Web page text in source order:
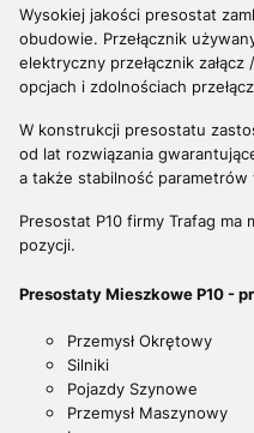
Wysokiej jakości presostat
obudowie. Przełącznik
elektryczny przełącznik
opcjach i zdolnościach
W konstrukcji presostatu
od lat rozwiązania
a także stabilność parametrów
Presostat P10 firmy Trafag ma
pozycji.
Presostaty Mieszkowe P10 -
Przemysł Okrętowy
Silniki
Pojazdy Szynowe
Przemysł Maszynowy